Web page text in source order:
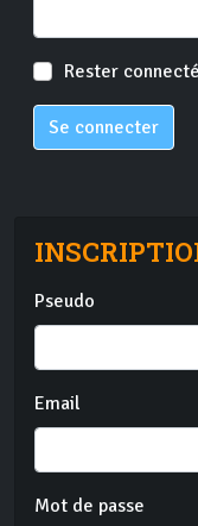
Rester connecté
Se connecter
Pseudo
Email
Mot de passe